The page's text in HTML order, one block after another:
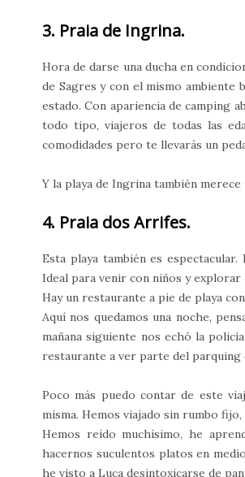
3. Praia de Ingrina.
Hora de darse una ducha en
de Sagres y con el mismo ambiente
estado. Con apariencia de camping
todo tipo, viajeros de todas las
comodidades pero te llevarás un
Y la playa de Ingrina también
4. Praia dos Arrifes.
Esta playa también es
Ideal para venir con niños y explorar
Hay un restaurante a pie de playa
Aquí nos quedamos una noche,
mañana siguiente nos echó la
restaurante a ver parte del parquing
Poco más puedo contar de este
misma. Hemos viajado sin rumbo
Hemos reído muchísimo, he
hacernos suculentos platos en
he visto a Luca desintoxicarse de